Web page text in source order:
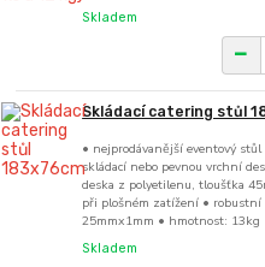
Skladem
Skládací catering stůl
• nejprodávanější eventový
skládací nebo pevnou vrchní
deska z polyetilenu, tloušťka
při plošném zatížení • robustní
25mmx1mm • hmotnost: 13kg
Skladem